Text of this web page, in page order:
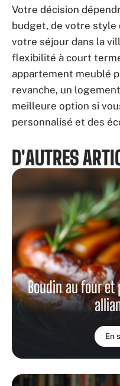
Votre décision
budget, de votre style
votre séjour dans la
flexibilité à court
appartement meublé
revanche, un
meilleure option si
personnalisé et des
D'AUTRES
Boudin au four et
En